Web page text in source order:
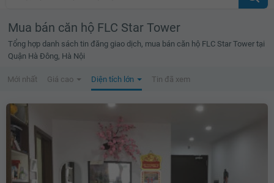
Mua bán căn hộ FLC Star Tower
Tổng hợp danh sách tin đăng giao dịch, mua bán căn hộ FLC Star Tower tại
Quận Hà Đông, Hà Nội
Mới nhất Giá cao Diện tích lớn Tin đã xem